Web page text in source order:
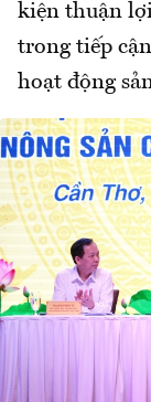
kiện thuận
trong tiếp
hoạt động